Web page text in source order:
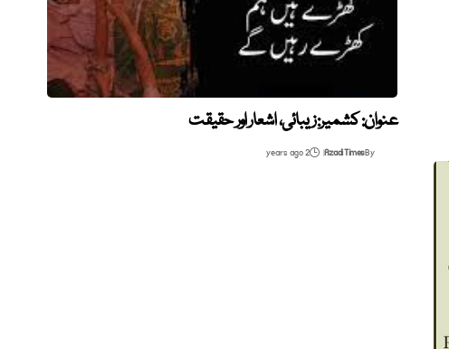
عنوان: کشمیر: زیبائی، اشعار اور حقیقت
By
Azadi Times
2 years ago